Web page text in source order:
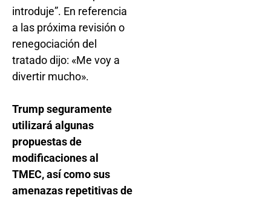
introduje”. En referencia
a las próxima revisión o
renegociación del
tratado dijo: «Me voy a
divertir mucho».
Trump seguramente
utilizará algunas
propuestas de
modificaciones al
TMEC, así como sus
amenazas repetitivas de